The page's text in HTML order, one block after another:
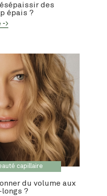
des
épais ?
->
capillaire
du volume aux
?